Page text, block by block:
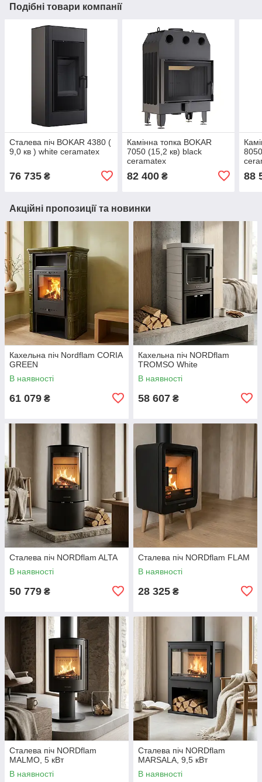
Подібні товари компанії
Сталева піч BOKAR 4380 (
9,0 кв ) white ceramatex
76 735 ₴
Камінна топка BOKAR
7050 (15,2 кв) black
ceramatex
82 400₴ 88
Акційні пропозиції та новинки
Кахельна піч Nordflam CORIA
GREEN
В наявності
61 079 ₴
Кахельна піч NORDflam
TROMSO White
В наявності
58 607 ₴
Сталева піч NORDflam ALTA
В наявності
50 779 ₴
Сталева піч NORDflam FLAM
В наявності
28 325 ₴
Сталева піч NORDflam
MALMO, 5 кВт
В наявності
Сталева піч NORDflam
MARSALA, 9,5 кВт
В наявності